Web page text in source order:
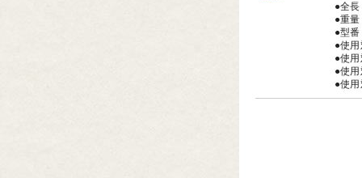
●全
●重
●型
●使
●使
●使
●使